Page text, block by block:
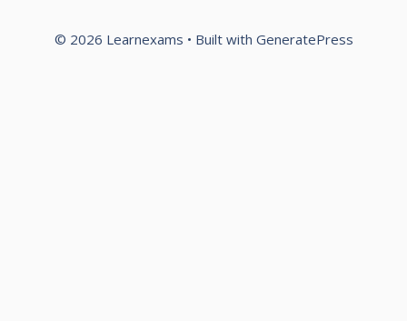
© 2026 Learnexams • Built with GeneratePress